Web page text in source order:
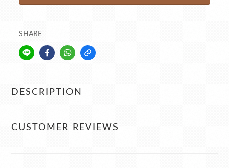
SHARE
DESCRIPTION
CUSTOMER REVIEWS